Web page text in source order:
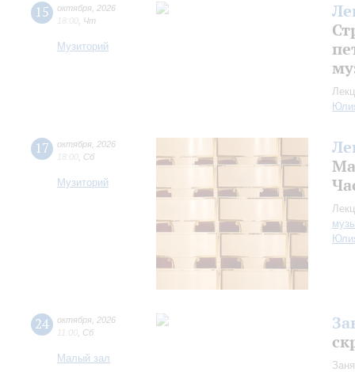
15 октября 2026
18:00 Чт
Музиторий
17 октября 2026
18:00 Сб
Музиторий
24 октября 2026
11:00 Сб
Малый зал